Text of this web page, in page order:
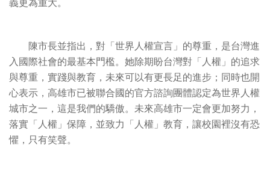
義更為重大。
陳市長並指出，對「世界人權宣言」的尊重，是台灣進
入國際社會的最基本門檻。她除期盼台灣對「人權」的追求
與尊重，實踐與教育，未來可以有更長足的進步；同時也開
心表示，高雄市已被聯合國的官方諮詢團體認定為世界人權
城市之一，這是我們的驕傲。未來高雄市一定會更加努力，
落實「人權」保障，並致力「人權」教育，讓校園裡沒有恐
懼，只有笑聲。